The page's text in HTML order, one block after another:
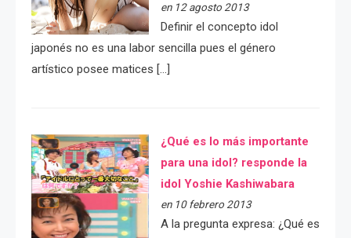
en 12 agosto 2013
Definir el concepto idol
japonés no es una labor sencilla pues el género
artístico posee matices […]
¿Qué es lo más importante
para una idol? responde la
idol Yoshie Kashiwabara
en 10 febrero 2013
A la pregunta expresa: ¿Qué es